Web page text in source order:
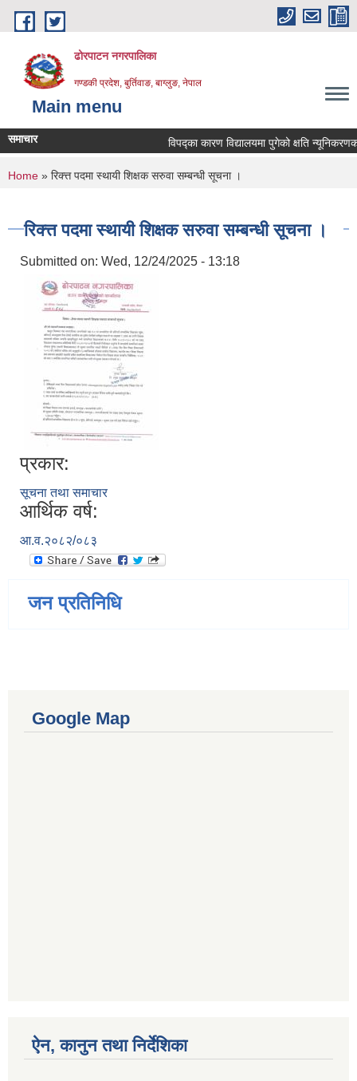
Skip to main content
ढोरपाटन नगरपालिका
गण्डकी प्रदेश, बुर्तिवाङ, बाग्लुङ, नेपाल
Main menu
समाचार विपद्का कारण विद्यालयमा पुगेको क्षति
You are here
Home » रिक्त्त पदमा स्थायी शिक्षक सरुवा सम्बन्धी सूचना ।
रिक्त्त पदमा स्थायी शिक्षक सरुवा सम्बन्धी सूचना ।
Submitted on: Wed, 12/24/2025 - 13:18
प्रकार:
सूचना तथा समाचार
आर्थिक वर्ष:
आ.व.२०८२/०८३
जन प्रतिनिधि
Google Map
ऐन, कानुन तथा निर्देशिका